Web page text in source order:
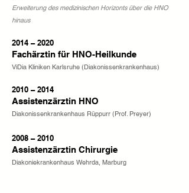
Erweiterung des medizinischen Horizonts über die HNO
hinaus
2014 – 2020
Fachärztin für HNO-Heilkunde
ViDia Kliniken Karlsruhe (Diakonissenkrankenhaus)
2010 – 2014
Assistenzärztin HNO
Diakonissenkrankenhaus Rüppurr (Prof. Preyer)
2008 – 2010
Assistenzärztin Chirurgie
Diakoniekrankenhaus Wehrda, Marburg